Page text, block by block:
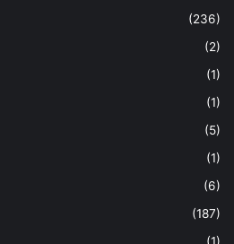
(236)
(2)
(1)
(1)
(5)
(1)
(6)
(187)